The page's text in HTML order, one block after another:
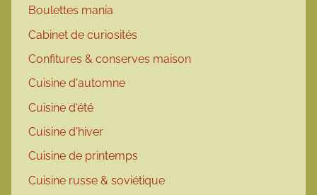
Boulettes mania
Cabinet de curiosités
Confitures & conserves maison
Cuisine d'automne
Cuisine d'été
Cuisine d'hiver
Cuisine de printemps
Cuisine russe & soviétique